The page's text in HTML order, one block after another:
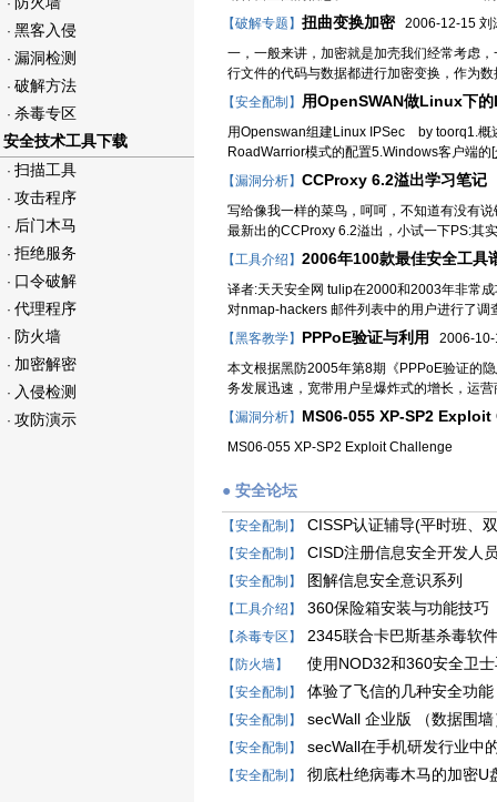
·
· 黑客入侵
· 漏洞检测
· 破解方法
· 杀毒专区
安全技术工具下载
· 扫描工具
· 攻击程序
· 后门木马
· 拒绝服务
· 口令破解
· 代理程序
· 防火墙
· 加密解密
· 入侵检测
· 攻防演示
【破解专题】 扭曲变换加密2006-12-15 刘
一，一般来讲，加密就是加壳我们经常考虑
行文件的代码与数据都进行加密变换，作为
【安全配制】 用OpenSWAN做Linux下
用Openswan组建Linux IPSec by toorq1.
RoadWarrior模式的配置5.Windows客户端的[
【漏洞分析】 CCProxy 6.2溢出学习笔记
写给像我一样的菜鸟，呵呵，不知道有没有
最新出的CCProxy 6.2溢出，小试一下PS:其
【工具介绍】 2006年100款最佳安全工具
译者:天天安全网 tulip在2000和2003年非常
对nmap-hackers 邮件列表中的用户进行了
【黑客教学】 PPPoE验证与利用
2006-10-
本文根据黑防2005年第8期《PPPoE验证的
务发展迅速，宽带用户呈爆炸式的增长，运
【漏洞分析】 MS06-055 XP-SP2
MS06-055 XP-SP2 Exploit
● 安全论坛
【安全配制】 CISSP认证辅导(平时班、
【安全配制】 CISD注册信息安全开发人
【安全配制】 图解信息安全意识系列
【工具介绍】 360保险箱安装与功能技巧
【杀毒专区】 2345联合卡巴斯基杀毒软
【防火墙】 使用NOD32和360安全卫
【安全配制】 体验了飞信的几种安全功
【安全配制】 secWall 企业版 （数据围
【安全配制】 secWall在手机研发行业中
【安全配制】 彻底杜绝病毒木马的加密U